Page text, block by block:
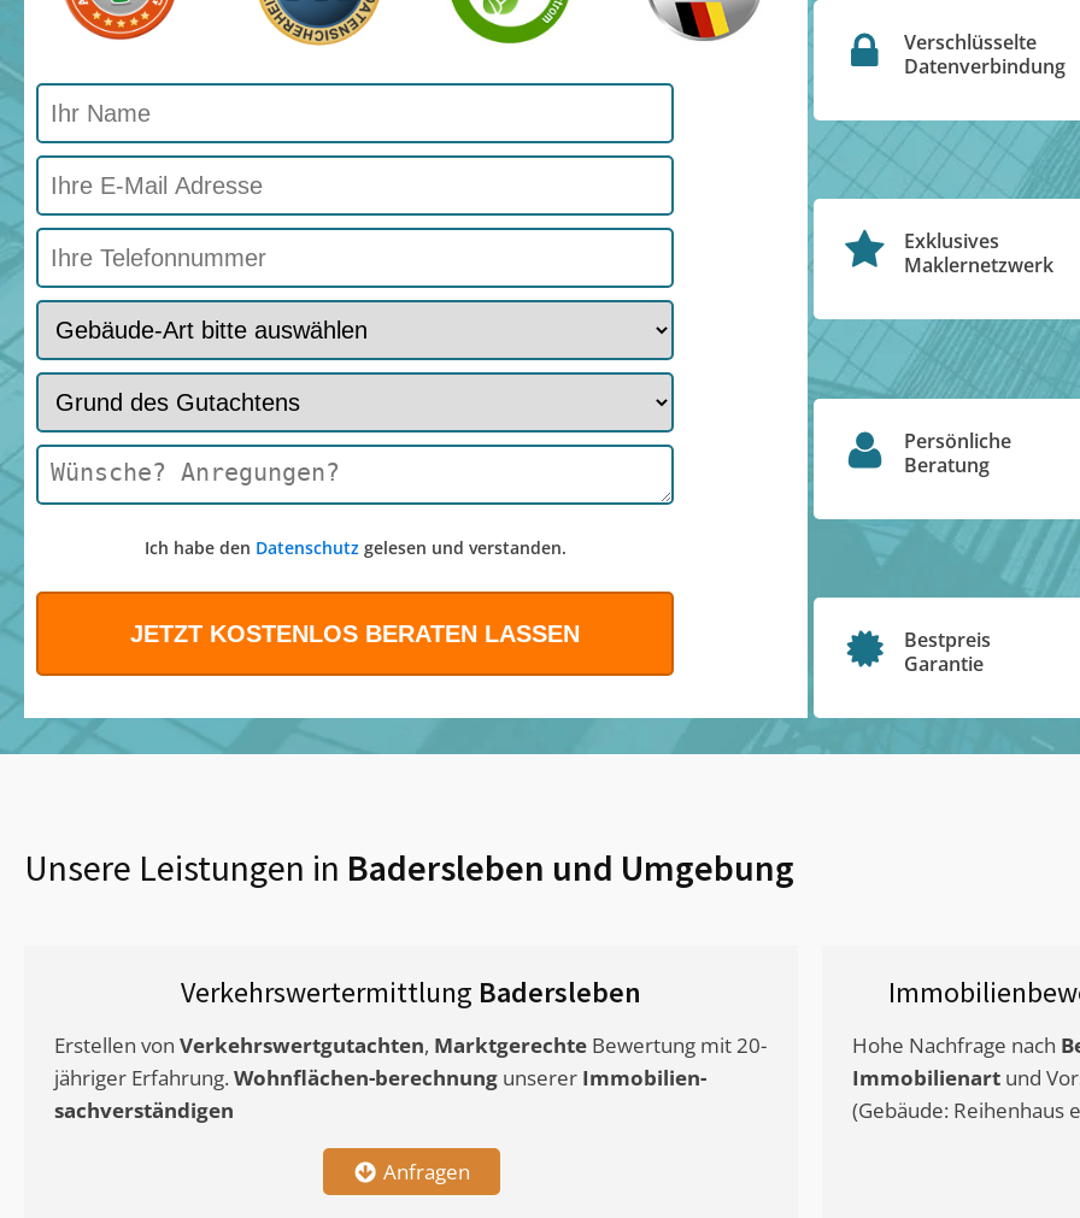
Ich habe den Datenschutzgelesen und verstanden.
Verschlüsselte
Datenverbindung
Exklusives
Maklernetzwerk
Persönliche
Beratung
Bestpreis
Garantie
Unsere Leistungen in Badersleben und Umgebung
Verkehrswertermittlung Badersleben
Erstellen von Verkehrswertgutachten, Marktgerechte Bewertung mit 20-
jähriger Erfahrung. Wohnflächen-berechnung unserer Immobilien-
sachverständigen
Anfragen
Hohe Nachfrage nach
Immobilienart und
(Gebäude: Reihenhaus